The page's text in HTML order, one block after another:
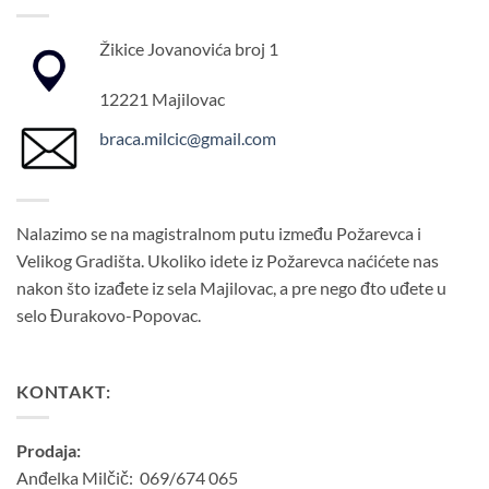
Žikice Jovanovića broj 1
12221 Majilovac
braca.milcic@gmail.com
Nalazimo se na magistralnom putu između Požarevca i
Velikog Gradišta. Ukoliko idete iz Požarevca naćićete nas
nakon što izađete iz sela Majilovac, a pre nego đto uđete u
selo Đurakovo-Popovac.
KONTAKT:
Prodaja:
Anđelka Milčič: 069/674 065